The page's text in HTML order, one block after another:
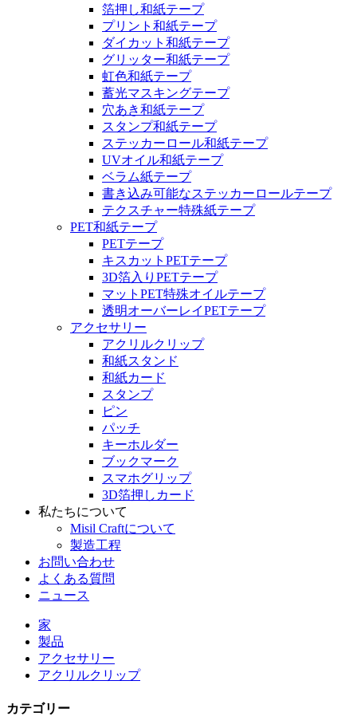
箔押し和紙テープ
プリント和紙テープ
ダイカット和紙テープ
グリッター和紙テープ
虹色和紙テープ
蓄光マスキングテープ
穴あき和紙テープ
スタンプ和紙テープ
ステッカーロール和紙テープ
UVオイル和紙テープ
ベラム紙テープ
書き込み可能なステッカーロールテープ
テクスチャー特殊紙テープ
PET和紙テープ
PETテープ
キスカットPETテープ
3D箔入りPETテープ
マットPET特殊オイルテープ
透明オーバーレイPETテープ
アクセサリー
アクリルクリップ
和紙スタンド
和紙カード
スタンプ
ピン
パッチ
キーホルダー
ブックマーク
スマホグリップ
3D箔押しカード
私たちについて
Misil Craftについて
製造工程
お問い合わせ
よくある質問
ニュース
家
製品
アクセサリー
アクリルクリップ
カテゴリー